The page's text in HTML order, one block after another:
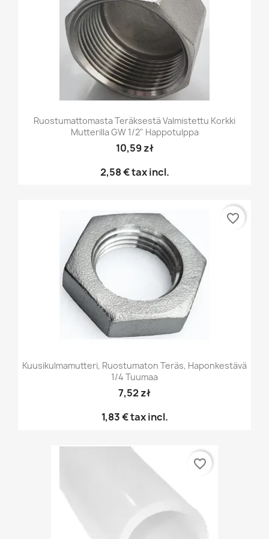
Ruostumattomasta Teräksestä Valmistettu Korkki
Mutterilla GW 1/2" Happotulppa
10,59 zł
2,58 €tax incl.
Kuusikulmamutteri, Ruostumaton Teräs, Haponkestävä
1/4 Tuumaa
7,52 zł
1,83 €tax incl.
favorite_border
favorite_border